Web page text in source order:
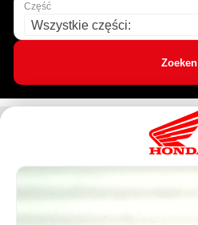
Część
Wszystkie części:
Zoeken